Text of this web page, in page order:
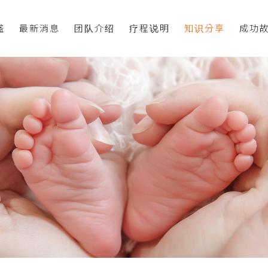
最新消息 团队介绍 疗程说明 知识分享 成功